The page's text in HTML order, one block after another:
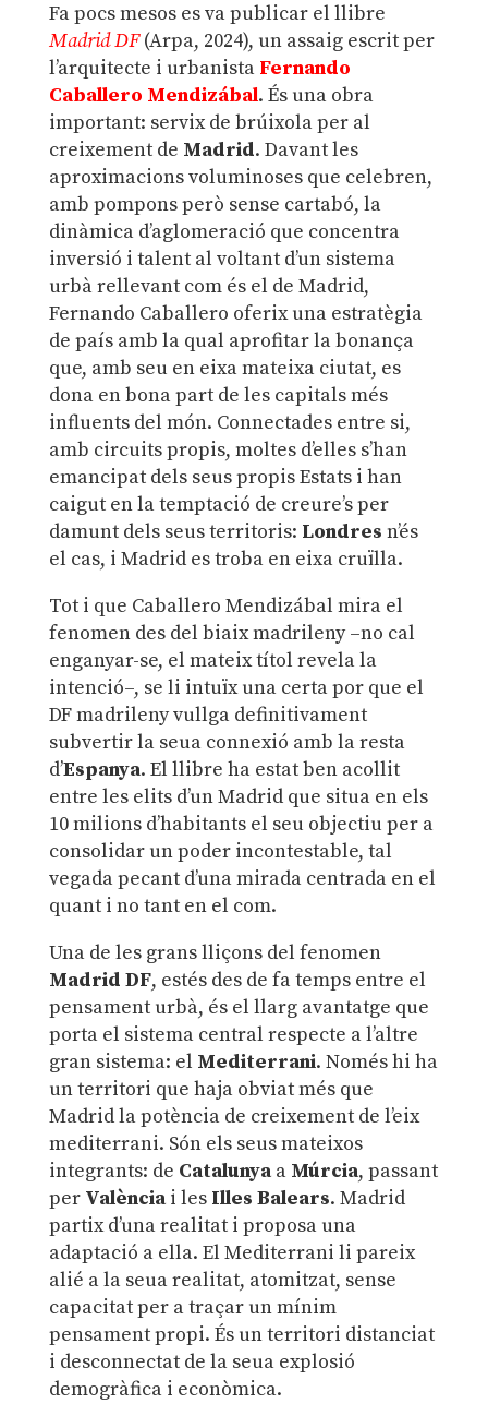
Fa pocs mesos es va publicar el llibre
Madrid DF(Arpa, 2024), un assaig escrit per
l’arquitecte i urbanista Fernando
Caballero Mendizábal. És una obra
important: servix de brúixola per al
creixement de Madrid. Davant les
aproximacions voluminoses que celebren,
amb pompons però sense cartabó, la
dinàmica d’aglomeració que concentra
inversió i talent al voltant d’un sistema
urbà rellevant com és el de Madrid,
Fernando Caballero oferix una estratègia
de país amb la qual aprofitar la bonança
que, amb seu en eixa mateixa ciutat, es
dona en bona part de les capitals més
influents del món. Connectades entre si,
amb circuits propis, moltes d’elles s’han
emancipat dels seus propis Estats i han
caigut en la temptació de creure’s per
damunt dels seus territoris: Londres n’és
el cas, i Madrid es troba en eixa cruïlla.
Tot i que Caballero Mendizábal mira el
fenomen des del biaix madrileny –no cal
enganyar-se, el mateix títol revela la
intenció–, se li intuïx una certa por que el
DF madrileny vullga definitivament
subvertir la seua connexió amb la resta
d’Espanya. El llibre ha estat ben acollit
entre les elits d’un Madrid que situa en els
10 milions d’habitants el seu objectiu per a
consolidar un poder incontestable, tal
vegada pecant d’una mirada centrada en el
quant i no tant en el com.
Una de les grans lliçons del fenomen
Madrid DF, estés des de fa temps entre el
pensament urbà, és el llarg avantatge que
porta el sistema central respecte a l’altre
gran sistema: el Mediterrani. Només hi ha
un territori que haja obviat més que
Madrid la potència de creixement de l’eix
mediterrani. Són els seus mateixos
integrants: de Catalunyaa Múrcia, passant
per Valènciai les Illes Balears. Madrid
partix d’una realitat i proposa una
adaptació a ella. El Mediterrani li pareix
alié a la seua realitat, atomitzat, sense
capacitat per a traçar un mínim
pensament propi. És un territori distanciat
i desconnectat de la seua explosió
demogràfica i econòmica.